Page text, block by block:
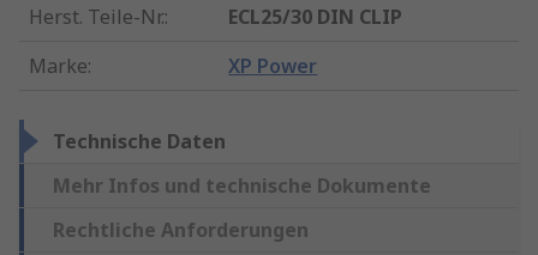
Herst. Teile-Nr.:
ECL25/30 DIN CLIP
Marke: XP Power
Technische Daten
Mehr Infos und technische Dokumente
Rechtliche Anforderungen